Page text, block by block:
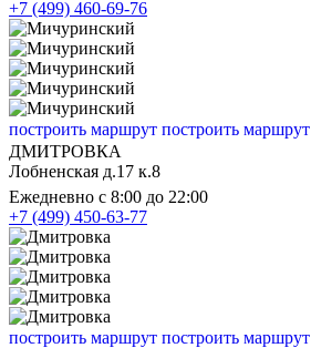
+7 (499) 460-69-76
построить маршрут построить маршрут
ДМИТРОВКА
Лобненская д.17 к.8
Ежедневно с 8:00 до 22:00
+7 (499) 450-63-77
построить маршрут построить маршрут